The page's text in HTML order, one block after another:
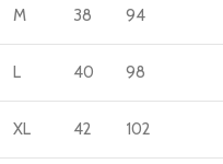
M 38 94
L 40 98
XL 42 102